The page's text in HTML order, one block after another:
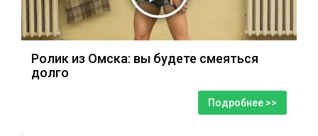
Ролик из Омска: вы будете смеяться
долго
Подробнее >>